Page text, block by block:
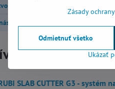
a náhradné diely RUBI
a príslušenstvo
produkty
SLAB CUTTER G3 -
Zásady
Ukázať
Odmietnuť všetko